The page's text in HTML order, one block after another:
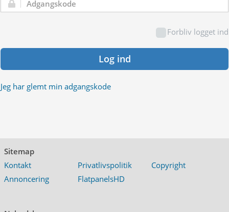
Adgangskode:
Forbliv logget ind
Log ind
Jeg har glemt min adgangskode
Sitemap
Kontakt
Privatlivspolitik
Copyright
Annoncering
FlatpanelsHD